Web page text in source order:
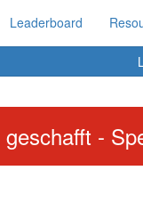
Leaderboard
-